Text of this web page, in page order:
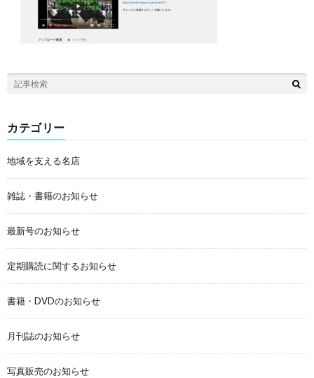
カテゴリー
地域を支える名店
雑誌・書籍のお知らせ
最新号のお知らせ
定期購読に関するお知らせ
書籍・DVDのお知らせ
月刊誌のお知らせ
写真販売のお知らせ